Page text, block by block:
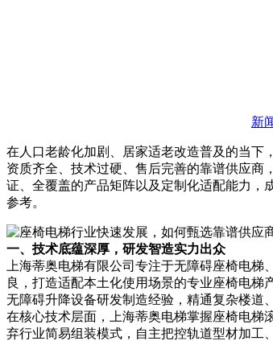
新
在人口老龄化加剧、居家适老改造普及的当下
资质齐全、技术过硬、售后完善的靠谱供应商
证、全覆盖的产品矩阵以及定制化适配能力，
参考。
一、技术底蕴深厚，研发智造实力出众
上海蒂奥电梯有限公司专注于无障碍座椅电
良，打造适配本土化使用场景的专业座椅电
无障碍升降设备研发制造经验，精通复杂楼道
在核心技术层面，上海蒂奥电梯掌握座椅电梯
弃行业简易组装模式，自主把控轨道型材加工